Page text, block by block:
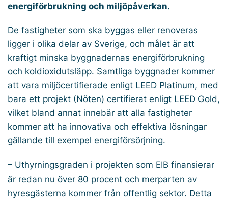
energiförbrukning och miljöpåverkan.
De fastigheter som ska byggas eller renoveras
ligger i olika delar av Sverige, och målet är att
kraftigt minska byggnadernas energiförbrukning
och koldioxidutsläpp. Samtliga byggnader kommer
att vara miljöcertifierade enligt LEED Platinum, med
bara ett projekt (Nöten) certifierat enligt LEED Gold,
vilket bland annat innebär att alla fastigheter
kommer att ha innovativa och effektiva lösningar
gällande till exempel energiförsörjning.
– Uthyrningsgraden i projekten som EIB finansierar
är redan nu över 80 procent och merparten av
hyresgästerna kommer från offentlig sektor. Detta